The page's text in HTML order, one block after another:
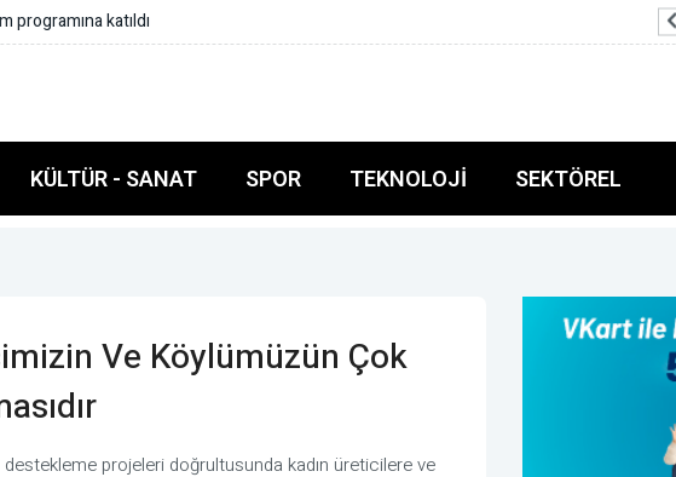
Yazıcıoğlu ilk sırada yer aldı
KÜLTÜR - SANAT SPOR TEKNOLOJI SEKTÖREL
Ve Köylümüzün Çok
destekleme projeleri doğrultusunda kadın üreticilere ve